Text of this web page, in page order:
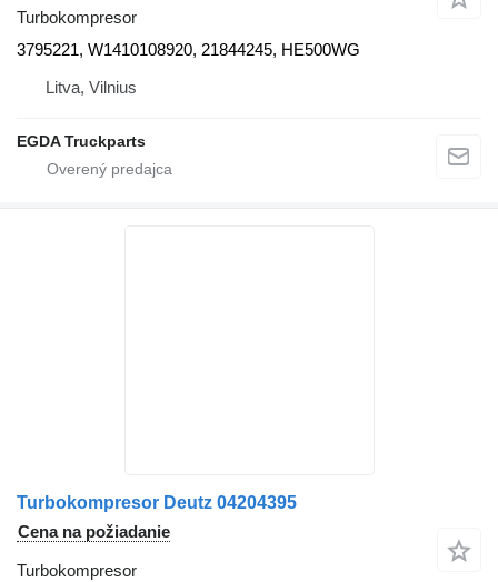
Turbokompresor
3795221, W1410108920, 21844245, HE500WG
Litva, Vilnius
EGDA Truckparts
Turbokompresor Deutz 04204395
Cena na požiadanie
Turbokompresor